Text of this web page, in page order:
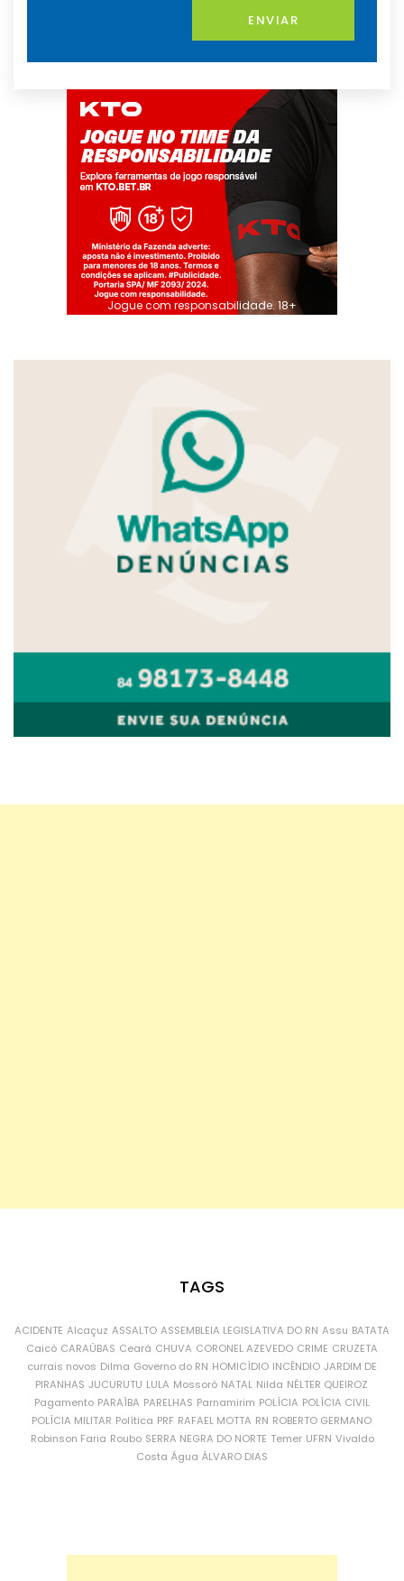
ENVIAR
Jogue com responsabilidade. 18+
TAGS
ACIDENTE Alcaçuz ASSALTO ASSEMBLEIA LEGISLATIVA DO RN Assu BATATA
Caicó CARAÚBAS Ceará CHUVA CORONEL AZEVEDO CRIME CRUZETA
currais novos Dilma Governo do RN HOMICÍDIO INCÊNDIO JARDIM DE
PIRANHAS JUCURUTU LULA Mossoró NATAL Nilda NÉLTER QUEIROZ
Pagamento PARAÍBA PARELHAS Parnamirim POLÍCIA POLÍCIA CIVIL
POLÍCIA MILITAR Política PRF RAFAEL MOTTA RN ROBERTO GERMANO
Robinson Faria Roubo SERRA NEGRA DO NORTE Temer UFRN Vivaldo
Costa Água ÁLVARO DIAS